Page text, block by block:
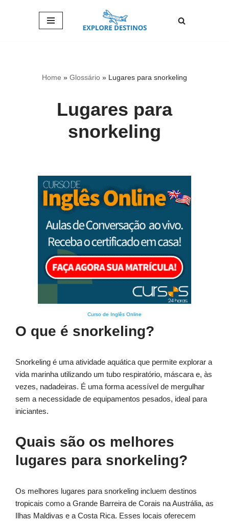
Home » Glossário » Lugares para snorkeling
Lugares para
snorkeling
Curso de Inglês Online
O que é snorkeling?
Snorkeling é uma atividade aquática que permite explorar a
vida marinha utilizando um tubo respiratório, máscara e, às
vezes, nadadeiras. É uma forma acessível de mergulhar
sem a necessidade de equipamentos pesados, ideal para
iniciantes.
Quais são os melhores
lugares para snorkeling?
Os melhores lugares para snorkeling incluem destinos
tropicais como a Grande Barreira de Corais na Austrália, as
Ilhas Maldivas e a Costa Rica. Esses locais oferecem